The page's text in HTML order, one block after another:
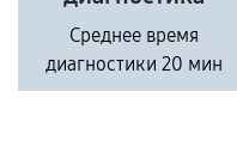
Среднее время
диагностики 20 мин